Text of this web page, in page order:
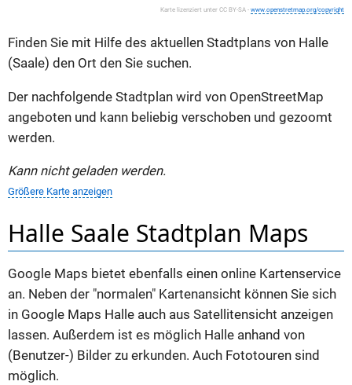
Karte lizenziert unter CC BY-SA - www.openstretmap.org/copyright
Finden Sie mit Hilfe des aktuellen Stadtplans von Halle
(Saale) den Ort den Sie suchen.
Der nachfolgende Stadtplan wird von OpenStreetMap
angeboten und kann beliebig verschoben und gezoomt
werden.
Kann nicht geladen werden.
Größere Karte anzeigen
Halle Saale Stadtplan Maps
Google Maps bietet ebenfalls einen online Kartenservice
an. Neben der "normalen" Kartenansicht können Sie sich
in Google Maps Halle auch aus Satellitensicht anzeigen
lassen. Außerdem ist es möglich Halle anhand von
(Benutzer-) Bilder zu erkunden. Auch Fototouren sind
möglich.